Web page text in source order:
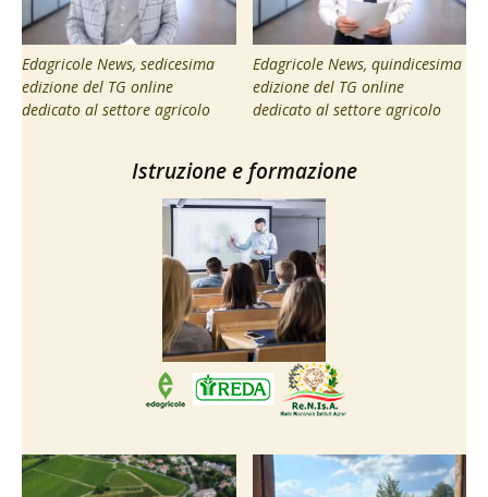
Edagricole News, sedicesima
edizione del TG online
dedicato al settore agricolo
Edagricole News, quindicesima
edizione del TG online
dedicato al settore agricolo
Istruzione e formazione